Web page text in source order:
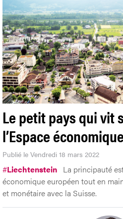
Le petit pays qui vit
l’Espace
Publié le Vendredi 18 mars 2022
#Liechtenstein La principauté
économique européen tout en
et monétaire avec la Suisse.